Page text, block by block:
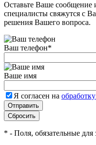
Оставьте Ваше
специалисты свяжутся с
решения Вашего вопроса.
Ваш телефон*
Ваше имя
Я согласен на
* - Поля, обязательные для